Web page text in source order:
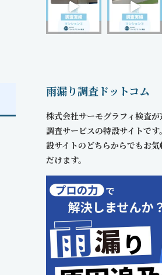
雨漏り調査ドットコム
株式会社サーモグラフィ検査が
調査サービスの特設サイトで
設サイトのどちらからでもお
だけます。